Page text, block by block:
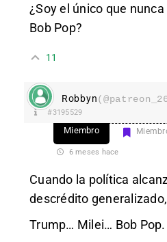
¿Soy el único que
Bob Pop?
11
Robbyn
#3195529
Miembro
6 meses hace
Cuando la política
descrédito
Trump… Milei… Bob Pop.